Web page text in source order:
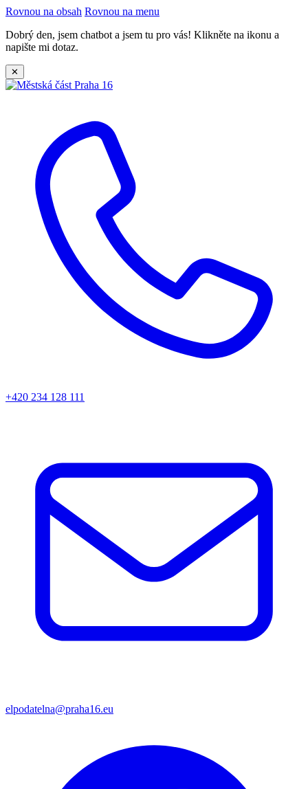
Rovnou na obsah Rovnou na menu
Dobrý den, jsem chatbot a jsem tu pro vás! Klikněte na ikonu a
napište mi dotaz.
✕
+420 234 128 111
elpodatelna@praha16.eu